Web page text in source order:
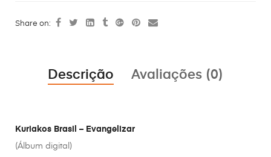
Share on:
Descrição Avaliações (0)
Kuriakos Brasil – Evangelizar
(Álbum digital)